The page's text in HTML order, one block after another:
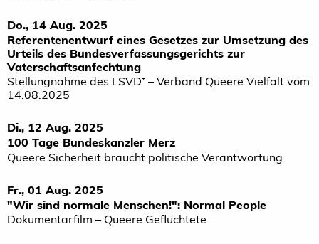
Do., 14 Aug. 2025
Referentenentwurf eines Gesetzes zur Umsetzung des
Urteils des Bundesverfassungsgerichts zur
Vaterschaftsanfechtung
Stellungnahme des LSVD⁺ – Verband Queere Vielfalt vom
14.08.2025
Di., 12 Aug. 2025
100 Tage Bundeskanzler Merz
Queere Sicherheit braucht politische Verantwortung
Fr., 01 Aug. 2025
"Wir sind normale Menschen!": Normal People
Dokumentarfilm – Queere Geflüchtete